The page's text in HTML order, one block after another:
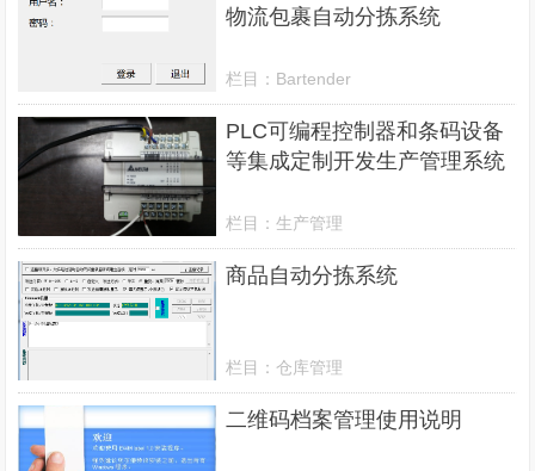
物流包裹自动分拣系统
栏目： Bartender
PLC可编程控制器和条码设备
等集成定制开发生产管理系统
栏目：生产管理
商品自动分拣系统
栏目： 仓库管理
二维码档案管理使用说明